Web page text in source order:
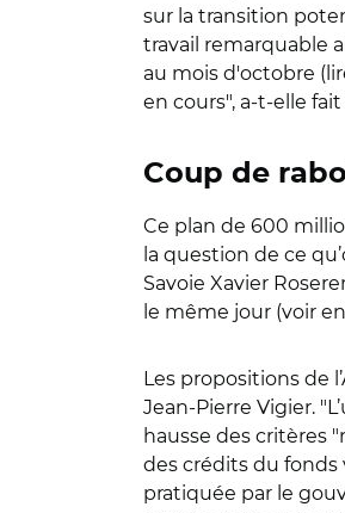
sur la transition
travail remarquable
au mois d'octobre
en cours", a-t-elle fait
Coup de
Ce plan de 600
la question de ce
Savoie Xavier
le même jour (voir
Les propositions de
Jean-Pierre Vigier.
hausse des critères
des crédits du fonds
pratiquée par le